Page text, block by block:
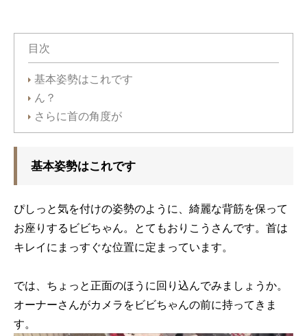
目次
基本姿勢はこれです
ん？
さらに首の角度が
基本姿勢はこれです
ぴしっと気を付けの姿勢のように、綺麗な背筋を保って
お座りするビビちゃん。とてもおりこうさんです。首は
キレイにまっすぐな位置に定まっています。
では、ちょっと正面のほうに回り込んでみましょうか。
オーナーさんがカメラをビビちゃんの前に持ってきま
す。